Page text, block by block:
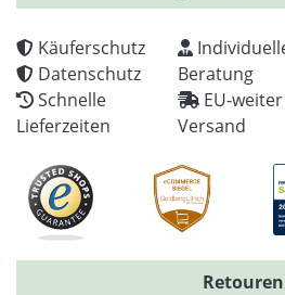
Käuferschutz
Datenschutz
Schnelle
Lieferzeiten
Beratung
EU-weiter
Versand
Retouren